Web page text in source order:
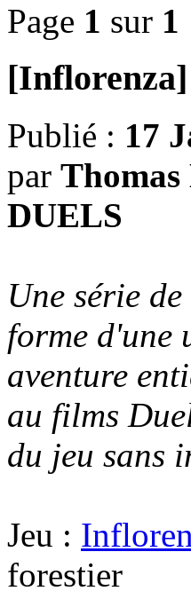
Page 1 sur 1
Publié : 17
par
DUELS
Une série
forme d'une
aventure
au films
du jeu sans
Jeu :
forestier